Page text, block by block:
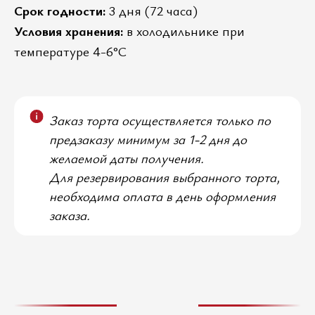
Срок годности: 3 дня (72 часа)
Условия хранения: в холодильнике при
температуре 4-6°C
Заказ торта осуществляется только по
предзаказу минимум за 1-2 дня до
желаемой даты получения.
Для резервирования выбранного торта,
необходима оплата в день оформления
заказа.